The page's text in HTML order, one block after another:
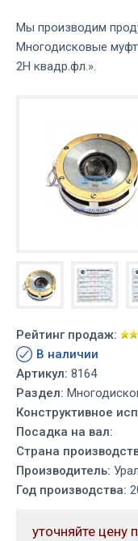
Мы производим
Многодисковые
2Н квадр.фл.».
Рейтинг продаж:
В наличии
Артикул: 8164
Раздел:
Конструктивное
Посадка на вал:
Страна
Производитель:
Год производства:
уточняйте цену